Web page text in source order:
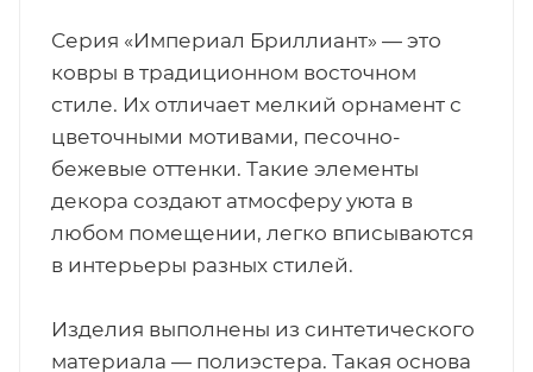
Серия «Империал Бриллиант» — это
ковры в традиционном восточном
стиле. Их отличает мелкий орнамент с
цветочными мотивами, песочно-
бежевые оттенки. Такие элементы
декора создают атмосферу уюта в
любом помещении, легко вписываются
в интерьеры разных стилей.
Изделия выполнены из синтетического
материала — полиэстера. Такая основа